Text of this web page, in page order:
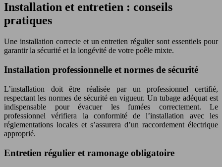
Installation et entretien : conseils
pratiques
Une installation correcte et un entretien régulier sont essentiels pour
garantir la sécurité et la longévité de votre poêle mixte.
Installation professionnelle et normes de sécurité
L’installation doit être réalisée par un professionnel certifié,
respectant les normes de sécurité en vigueur. Un tubage adéquat est
indispensable pour évacuer les fumées correctement. Le
professionnel vérifiera la conformité de l’installation avec les
réglementations locales et s’assurera d’un raccordement électrique
approprié.
Entretien régulier et ramonage obligatoire